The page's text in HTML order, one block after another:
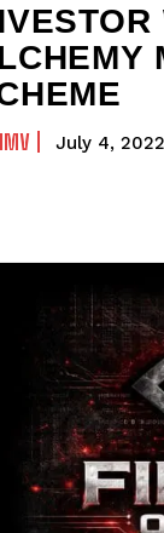
July 4, 2022